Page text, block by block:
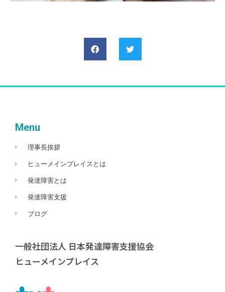
一般社団法人 日本発達障害支援協会
ヒューメインプレイス
Menu
理事長挨拶
ヒューメインプレイスとは
発達障害とは
発達障害支援
ブログ